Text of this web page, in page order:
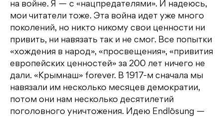
на войне. Я — с «нацпредателями». И надеюсь,
мои читатели тоже. Эта война идет уже много
поколений, но никто никому свои ценности ни
привить, ни навязать так и не смог. Все попытки
«хождения в народ», «просвещения», «привития
европейских ценностей» за 200 лет ничего не
дали. «Крымнаш» forever. В 1917-м сначала мы
навязали им несколько месяцев демократии,
потом они нам несколько десятилетий
поголовного уничтожения. Идею Endlösung —